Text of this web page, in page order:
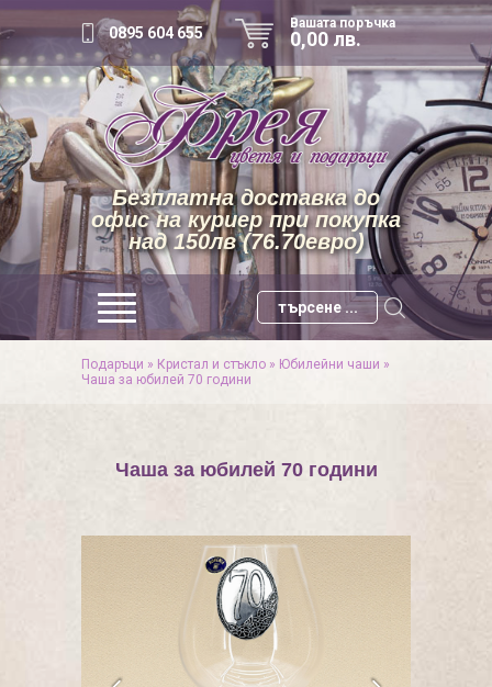
0895 604 655
Вашата поръчка
0,00 лв.
Безплатна доставка до
офис на куриер при покупка
над 150лв (76.70евро)
Подаръци » Кристал и стъкло » Юбилейни чаши »
Чаша за юбилей 70 години
Чаша за юбилей 70 години